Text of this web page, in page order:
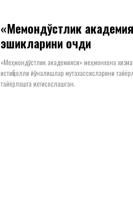
«Меҳмондўстлик
эшикларини очди
«Меҳмондўстлик академияси» меҳмонхона
истиқболли йўналишлар мутахассисларини
тайёрлашга ихтисослашган.